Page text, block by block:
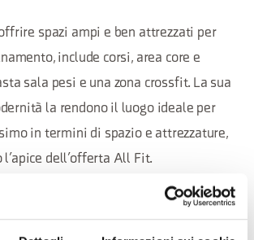
spazi ampi e ben attrezzati per
include corsi, area core e
sala pesi e una zona crossfit. La sua
la rendono il luogo ideale per
in termini di spazio e attrezzature,
l’apice dell’offerta All Fit.
INFORMAZIONI